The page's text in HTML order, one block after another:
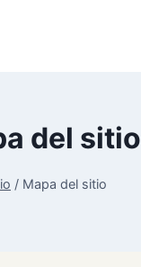
del sitio
/ Mapa del sitio